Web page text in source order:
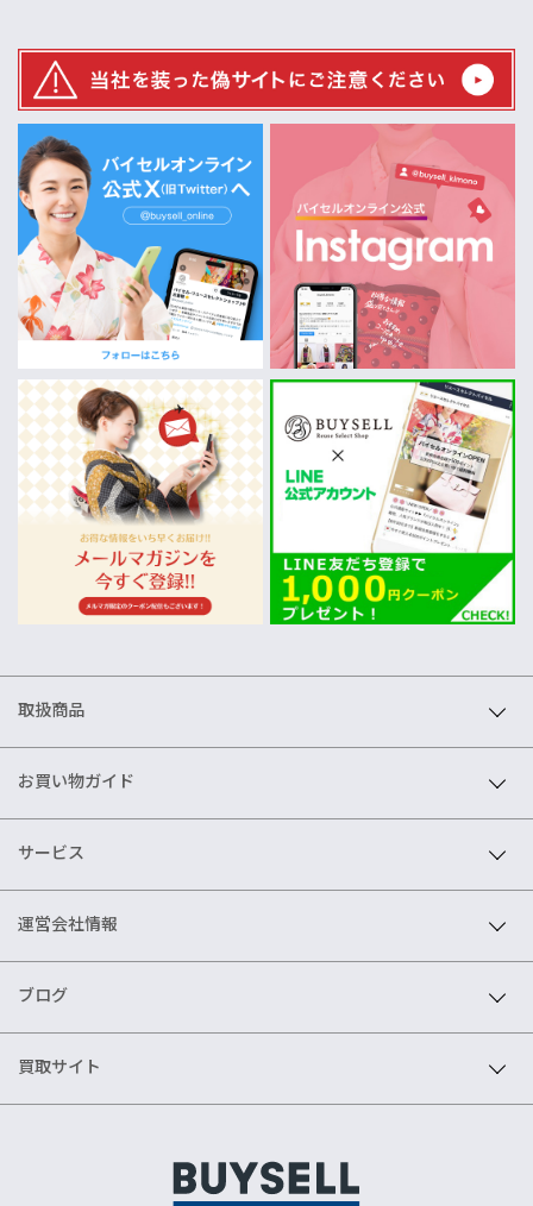
取扱商品
お買い物ガイド
サービス
運営会社情報
ブログ
買取サイト